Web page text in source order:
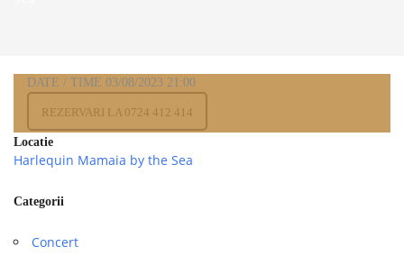
DATE / TIME 03/08/2023 21:00
REZERVARI LA 0724 412 414
Locatie
Harlequin Mamaia by the Sea
Categorii
Concert